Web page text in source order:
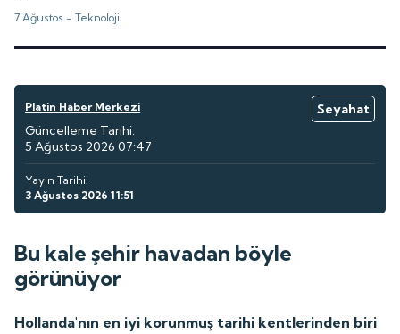
7 Ağustos -Teknoloji
Platin Haber Merkezi
Seyahat
Güncelleme Tarihi:
5 Ağustos 2026 07:47
Yayın Tarihi:
3 Ağustos 2026 11:51
Bu kale şehir havadan böyle
görünüyor
Hollanda'nın en iyi korunmuş tarihi kentlerinden biri